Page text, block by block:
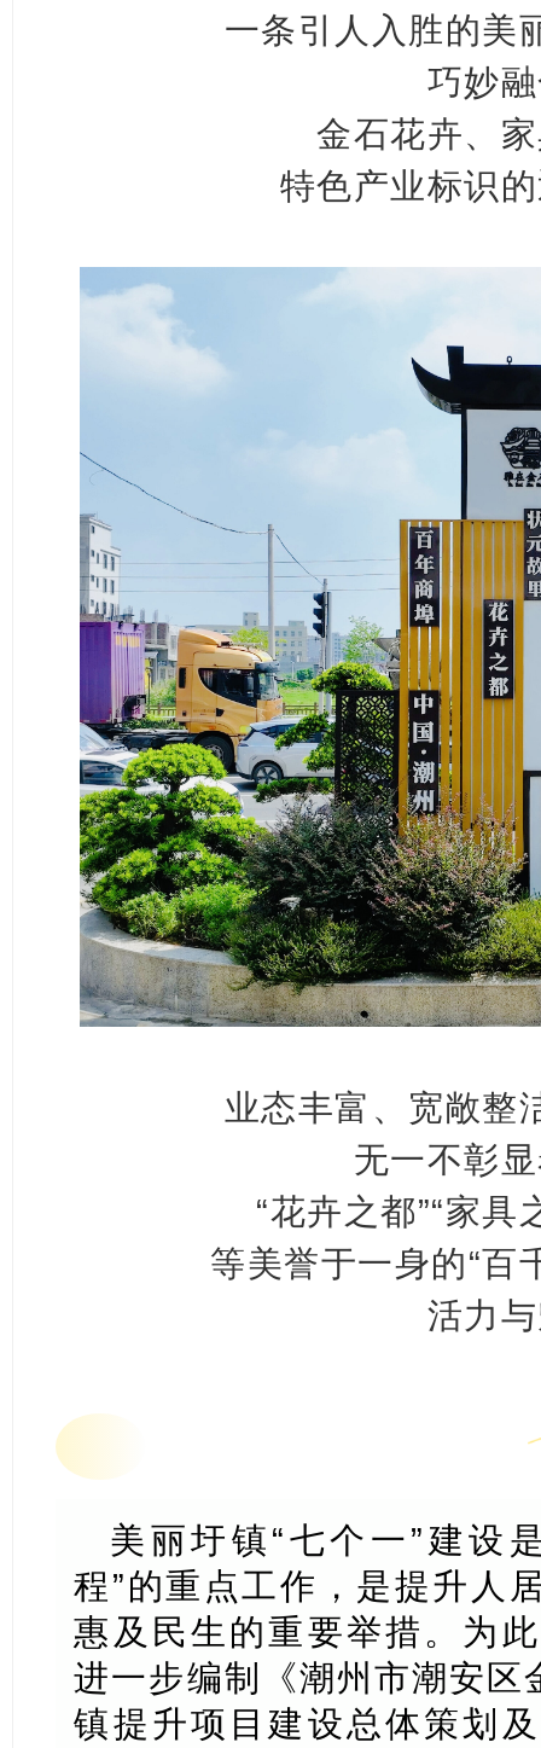
一条引人入胜的美
巧妙
金石花卉、
特色产业标识
业态丰富、宽敞
无一不彰
“花卉之都”“家具
等美誉于一身的“百
活力
美丽圩镇“七个一”建设
程”的重点工作，是提升人
惠及民生的重要举措。为
进一步编制《潮州市潮安区
镇提升项目建设总体策划